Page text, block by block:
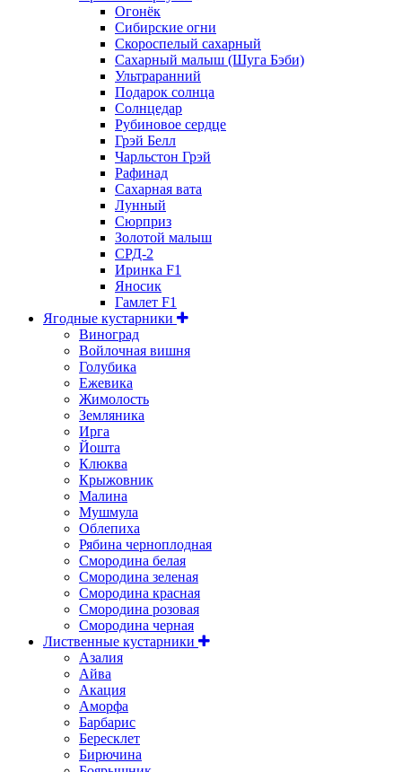
Огонёк
Сибирские огни
Скороспелый сахарный
Сахарный малыш (Шуга Бэби)
Ультраранний
Подарок солнца
Солнцедар
Рубиновое сердце
Грэй Белл
Чарльстон Грэй
Рафинад
Сахарная вата
Лунный
Сюрприз
Золотой малыш
СРД-2
Иринка F1
Яносик
Гамлет F1
Ягодные кустарники
Виноград
Войлочная вишня
Голубика
Ежевика
Жимолость
Земляника
Ирга
Йошта
Клюква
Крыжовник
Малина
Мушмула
Облепиха
Рябина черноплодная
Смородина белая
Смородина зеленая
Смородина красная
Смородина розовая
Смородина черная
Лиственные кустарники
Азалия
Айва
Акация
Аморфа
Барбарис
Бересклет
Бирючина